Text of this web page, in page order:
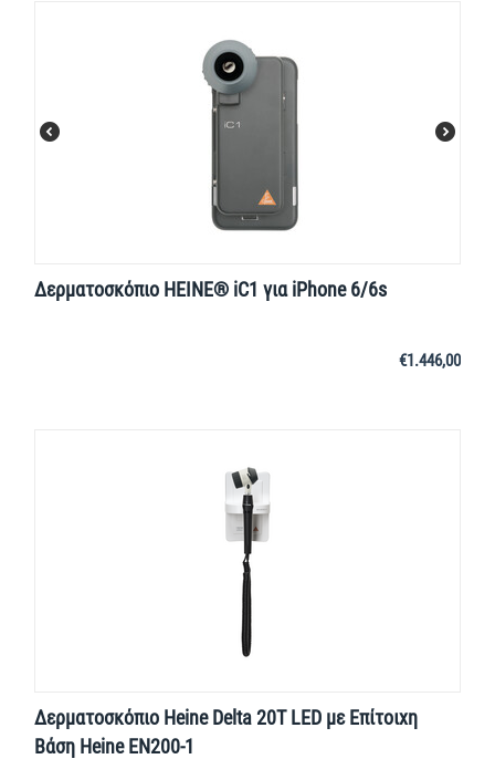
Δερματοσκόπιο HEINE® iC1 για iPhone 6/6s
€1.446,00
Δερματοσκόπιο Heine Delta 20Τ LED με Επίτοιχη
Βάση Heine EN200-1